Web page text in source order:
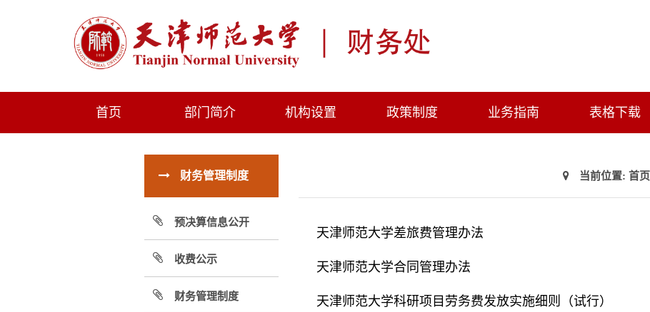
首页 部门简介 机构设置 政策制度 业务指南 表格下载
财务管理制度
预决算信息公开
收费公示
财务管理制度
当前位置:首页
天津师范大学差旅费管理办法
天津师范大学合同管理办法
天津师范大学科研项目劳务费发放实施细则（试行）